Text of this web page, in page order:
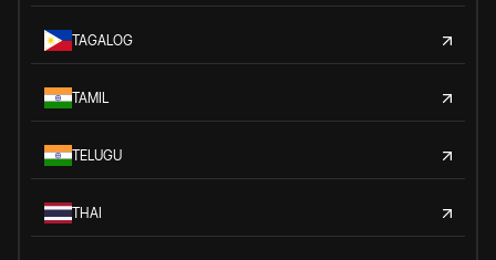
TAGALOG
TAMIL
TELUGU
THAI